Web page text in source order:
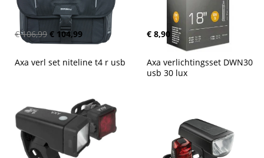
€ 106,99 € 104,99 € 8,90
Axa verl set niteline t4 r usb
Axa verlichtingsset DWN30
usb 30 lux